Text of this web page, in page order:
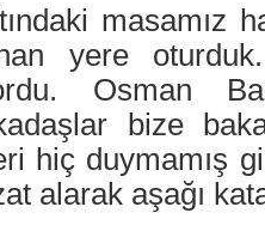
masamız
yere
Osman
bize
hiç duymamış
alarak aşağı